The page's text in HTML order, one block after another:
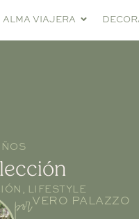
ALMA VIAJERA
, LIFESTYLE
porVERO PALAZZO